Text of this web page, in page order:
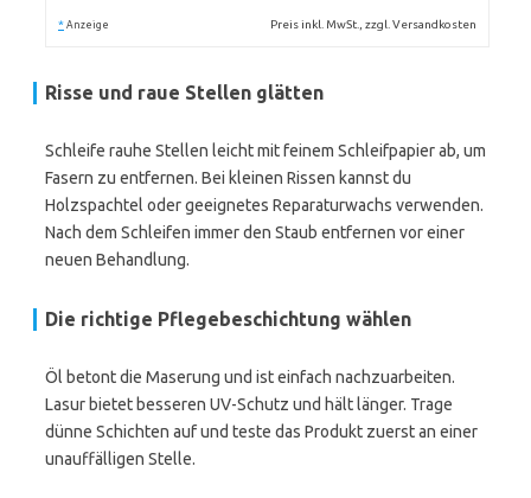
* Anzeige Preis inkl. MwSt., zzgl. Versandkosten
Risse und raue Stellen glätten
Schleife rauhe Stellen leicht mit feinem Schleifpapier ab, um
Fasern zu entfernen. Bei kleinen Rissen kannst du
Holzspachtel oder geeignetes Reparaturwachs verwenden.
Nach dem Schleifen immer den Staub entfernen vor einer
neuen Behandlung.
Die richtige Pflegebeschichtung wählen
Öl betont die Maserung und ist einfach nachzuarbeiten.
Lasur bietet besseren UV-Schutz und hält länger. Trage
dünne Schichten auf und teste das Produkt zuerst an einer
unauffälligen Stelle.